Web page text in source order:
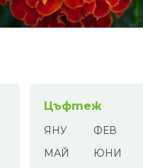
Цъфтеж
ЯНУ ФЕВ
МАЙ
ЮНИ